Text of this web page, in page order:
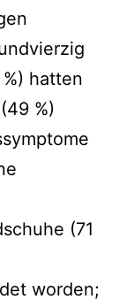
hatten
%)
(71
worden;